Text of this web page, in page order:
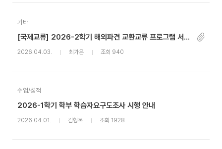
기타
[국제교류] 2026-2학기 해외파견 교환교류 프로그램 서류합격자 발표 및 면접전형 공고
2026.04.03. 최가은 조회 940
수업/성적
2026-1학기 학부 학습자요구도조사 시행 안내
2026.04.01. 김형욱 조회 1928